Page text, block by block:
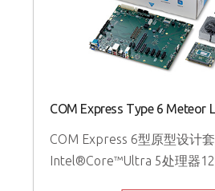
COM Express Type 6 Meteor
COM Express 6型原型设计
Intel®Core™Ultra 5处理器